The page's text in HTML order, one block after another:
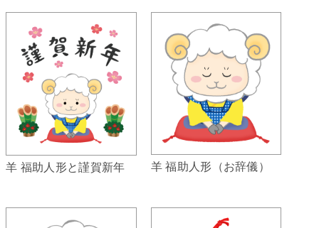
羊 福助人形と謹賀新年 羊 福助人形（お辞儀）